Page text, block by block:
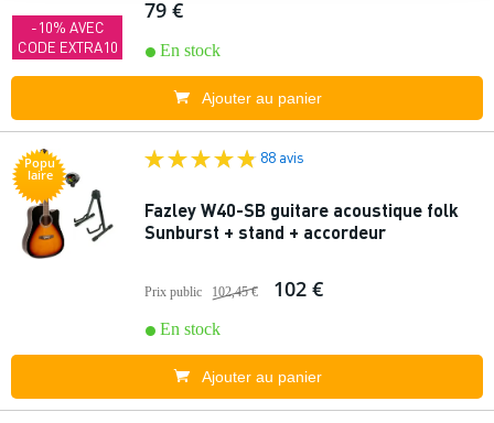
-10% AVEC
CODE EXTRA10
79 €
En stock
Ajouter au panier
Popu
laire
88 avis
Fazley W40-SB guitare acoustique folk
Sunburst + stand + accordeur
Prix public 102,45 € 102 €
En stock
Ajouter au panier